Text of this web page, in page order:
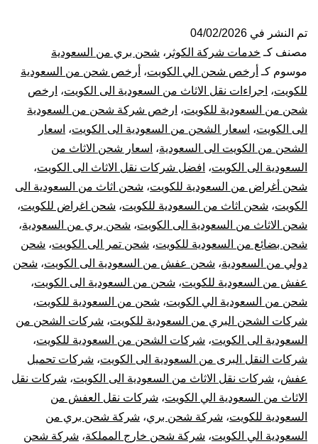
السعودية
الي
الكويت
|
نقل
عفش
من
السعودية
للكويت
تم النشر في 04/02/2026
مصنف كـ خدمات شركة الكوثر ، شحن بري من السعودية
موسوم كـ أرخص شحن الي الكويت، أرخص شحن من السعودية
للكويت، اجراءات نقل الاثاث من السعودية الى الكويت، ارخص
شحن من السعودية للكويت، ارخص شركة شحن من السعودية
الى الكويت، اسعار الشحن من السعودية الى الكويت، اسعار
الشحن من الكويت الى السعودية، اسعار شحن الاثاث من
السعودية الى الكويت، افضل شركات نقل الاثاث الى الكويت،
شحن أغراض من السعودية للكويت، شحن اثاث من السعودية الى
الكويت، شحن اثاث من السعودية للكويت، شحن اغراض للكويت،
شحن الاثاث من السعودية الى الكويت، شحن بري من السعودية،
شحن بضائع من السعودية للكويت، شحن تمر الى الكويت، شحن
دولي من السعودية، شحن عفش من السعودية الى الكويت، شحن
عفش من السعودية للكويت، شحن من السعودية الى الكويت،
شحن من السعودية الي الكويت، شحن من السعودية للكويت،
شركات الشحن البري من السعودية للكويت، شركات الشحن من
السعودية الى الكويت، شركات الشحن من السعودية للكويت،
شركات النقل البرى من السعودية الى الكويت، شركات تحميل
عفش، شركات نقل الاثاث من السعودية الى الكويت، شركات نقل
الاثاث من السعودية الي الكويت، شركات نقل العفش من
السعودية للكويت، شركة شحن بري، شركة شحن بري من
السعودية الي الكويت، شركة شحن خارج المملكة، شركة شحن